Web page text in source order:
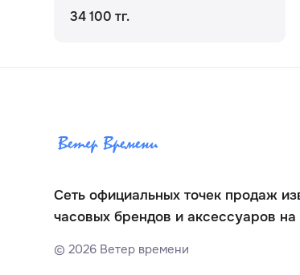
34 100 тг.
Сеть официальных точек продаж
часовых брендов и аксессуаров
©2026 Ветер времени